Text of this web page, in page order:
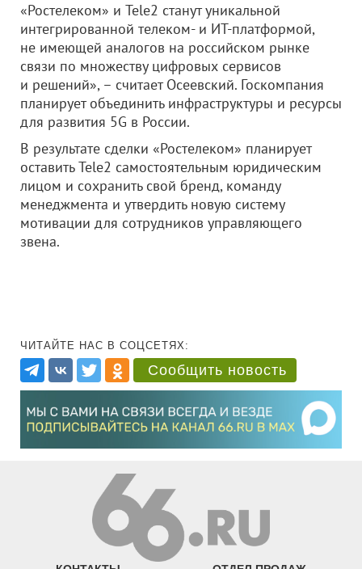
«Ростелеком» и Tele2 станут уникальной
интегрированной телеком- и ИТ-платформой,
не имеющей аналогов на российском рынке
связи по множеству цифровых сервисов
и решений», – считает Осеевский. Госкомпания
планирует объединить инфраструктуры и ресурсы
для развития 5G в России.
В результате сделки «Ростелеком» планирует
оставить Tele2 самостоятельным юридическим
лицом и сохранить свой бренд, команду
менеджмента и утвердить новую систему
мотивации для сотрудников управляющего
звена.
ЧИТАЙТЕ НАС В СОЦСЕТЯХ:
Сообщить новость